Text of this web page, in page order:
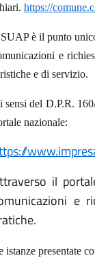
https://
è il punto
e
e di servizio.
sensi del D.P.R.
nazionale:
il
e
istanze presentate